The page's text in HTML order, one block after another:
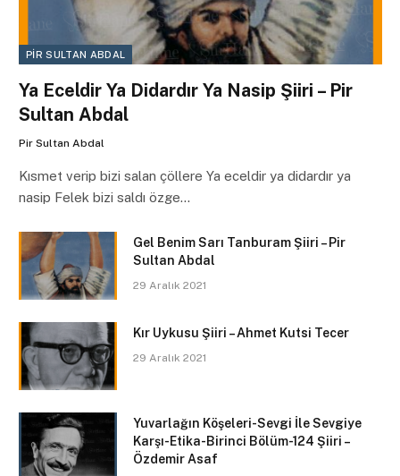
PIR SULTAN ABDAL
Ya Eceldir Ya Didardır Ya Nasip Şiiri – Pir
Sultan Abdal
Pir Sultan Abdal
Kısmet verip bizi salan çöllere Ya eceldir ya didardır ya
nasip Felek bizi saldı özge…
Gel Benim Sarı Tanburam Şiiri – Pir
Sultan Abdal
29 Aralık 2021
Kır Uykusu Şiiri – Ahmet Kutsi Tecer
29 Aralık 2021
Yuvarlağın Köşeleri-Sevgi İle Sevgiye
Karşı-Etika-Birinci Bölüm-124 Şiiri –
Özdemir Asaf